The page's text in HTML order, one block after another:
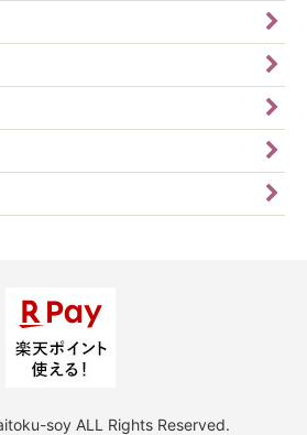
soy ALL Rights Reserved.